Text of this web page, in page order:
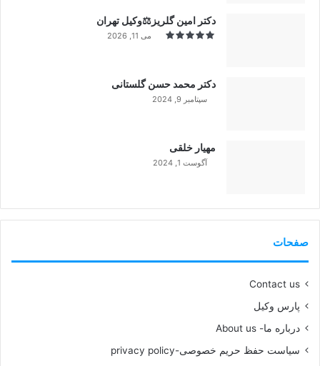
دکتر امین گلریز⚖️وکیل تهران
می 11, 2026
دکتر محمد حسن گلستانی
سپتامبر 9, 2024
مهیار خلقی
آگوست 1, 2024
صفحات
Contact us
پارس وکیل
درباره ما- About us
سیاست حفظ حریم خصوصی-privacy policy